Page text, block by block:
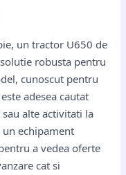
un tractor U650 de
robusta pentru
cunoscut pentru
adesea cautat
alte activitati la
echipament
a vedea oferte
cat si